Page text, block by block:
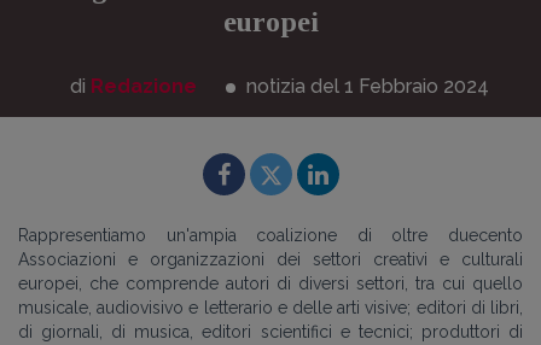
europei
di Redazione notizia del 1 Febbraio 2024
Rappresentiamo un'ampia coalizione di oltre duecento
Associazioni e organizzazioni dei settori creativi e culturali
europei, che comprende autori di diversi settori, tra cui quello
musicale, audiovisivo e letterario e delle arti visive; editori di libri,
di giornali, di musica, editori scientifici e tecnici; produttori di